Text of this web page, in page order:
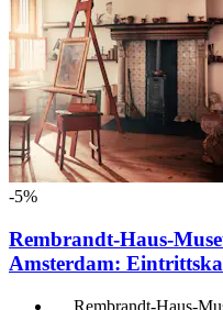
-5%
Rembrandt-Haus-
Amsterdam: